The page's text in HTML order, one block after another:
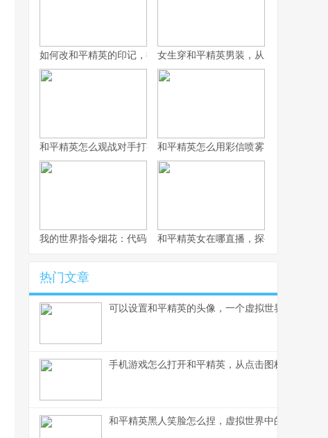
如何改和平精英的印记，提升战术竞技体验女生穿和平精英男装，从虚拟战场到现
和平精英怎么观战对手打字之战术观察与交流艺术，副标题观战中
和平精英怎么用彩信喷雾，战术迷雾中
我的世界指令烟花：代码编织的夜空盛宴和平精英女在哪直播，探寻顶尖女玩家
热门文章
可以设置和平精英的头像，一个虚拟世界的自我宣
手机游戏怎么打开和平精英，从点击图标到沉浸战
和平精英黑人笑脸怎么捏，虚拟世界中的文化表达